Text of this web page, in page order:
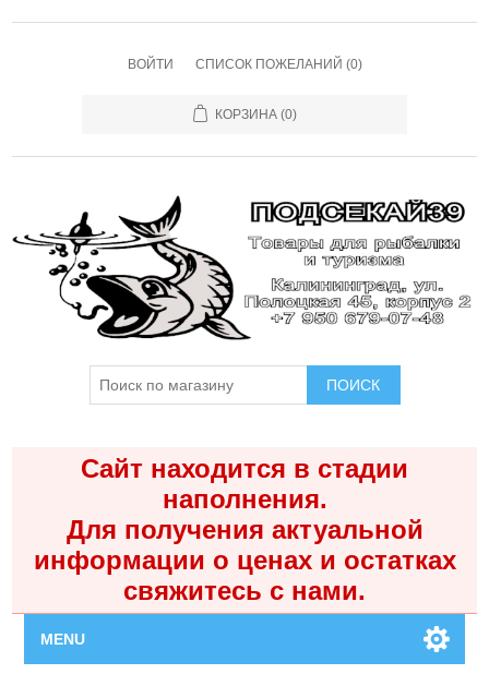
ВОЙТИ СПИСОК ПОЖЕЛАНИЙ (0)
КОРЗИНА (0)
ПОИСК
Сайт находится в стадии
наполнения.
Для получения актуальной
информации о ценах и остатках
свяжитесь с нами.
MENU